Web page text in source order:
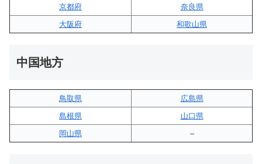
京都府
奈良県
大阪府
和歌山県
中国地方
鳥取県
広島県
島根県
山口県
岡山県
–